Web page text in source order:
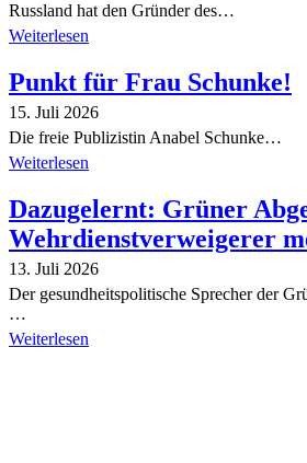
Russland hat den Gründer des…
Weiterlesen
Punkt für Frau Schunke!
15. Juli 2026
Die freie Publizistin Anabel Schunke…
Weiterlesen
Dazugelernt: Grüner
Wehrdienstverweigerer
13. Juli 2026
Der gesundheitspolitische Sprecher der
…
Weiterlesen